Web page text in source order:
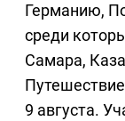
Германию,
среди
Самара,
9 августа.